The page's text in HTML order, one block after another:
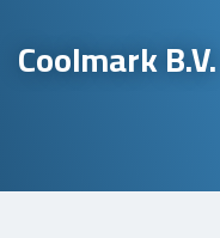
Coolmark B.V.